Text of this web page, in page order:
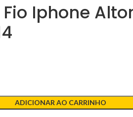
Iphone
ADICIONAR AO CARRINHO